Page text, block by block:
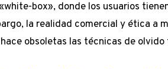
box», donde los usuarios
la realidad comercial y ética a
obsoletas las técnicas de